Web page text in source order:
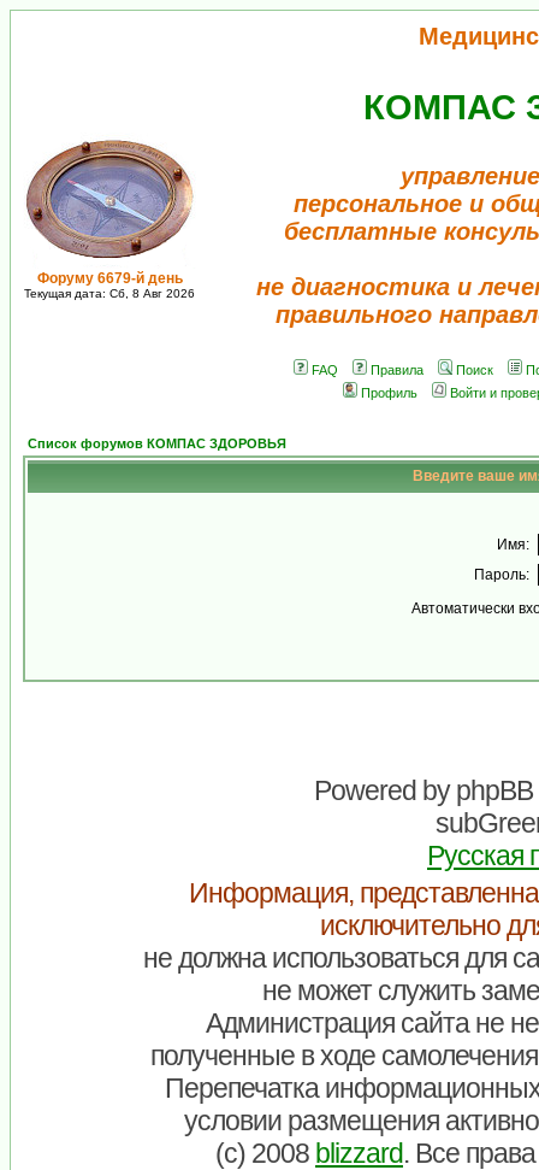
Форуму 6679-й день
Текущая дата: Сб, 8 Авг 2026
КОМПАС
персональное и
бесплатные
не диагностика и
правильного
FAQ Правила Поиск
Профиль
Войти и
Список форумов КОМПАС ЗДОРОВЬЯ
Введите ваше
Имя:
Пароль:
Автоматически
Powered byphpBB
Русская
Информация,
исключительно
не должна использоваться для
не может служить
Администрация сайта не
полученные в ходе
Перепечатка
условии размещения
(c) 2008 blizzard. Все